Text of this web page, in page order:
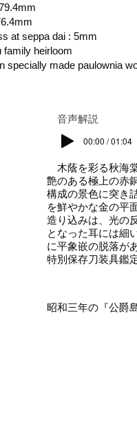
at seppa dai : 5mm
family heirloom
specially made paulownia
​音声解説
00:00 / 01:04
木蔭を彩る秋海
艶のある極上の赤
構成の景色に突き
を鮮やかな金の平
造り込みは、光の
となった耳には細
に平象嵌の脱落が
特別保存刀装具鑑
昭和三年の『公爵